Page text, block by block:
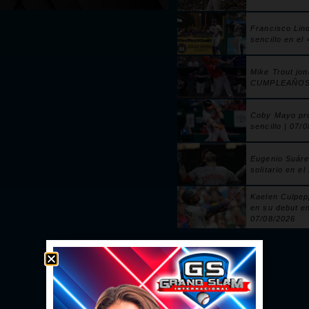
Francisco
sencillo en el
Mike Trout
Coby Mayo
sencillo | 07/
Eugenio
solitario en el
Kaelen
en su debut
07/08/2026